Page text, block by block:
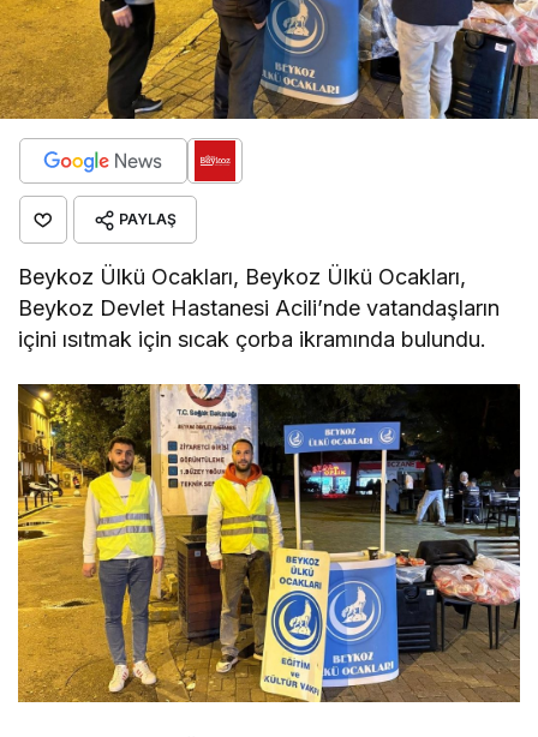
PAYLAŞ
Beykoz Ülkü Ocakları, Beykoz Ülkü Ocakları,
Beykoz Devlet Hastanesi Acili’nde vatandaşların
içini ısıtmak için sıcak çorba ikramında bulundu.